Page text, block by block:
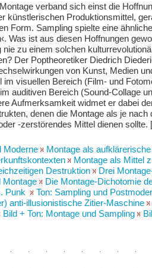
verband sich einst die
künstlerischen Produktionsmittel,
Form. Sampling spielte eine
Was ist aus diesen Hoffnungen
nie zu einem solchen
Der Poptheoretiker Diedrich
von Kunst, Medien
im visuellen Bereich (Film- und
auditiven Bereich (Sound-Collage
Aufmerksamkeit widmet er dabei
denen die Montage als je nach
-zerstörendes Mittel dienen sollte. [
Moderne
Montage als
Montage als Mittel
Destruktion
Drei
Montage
Die Montage-Dichotomie
Punk
Ton: Sampling und
anti-illusionistische Zitier-Maschine
Bild + Ton: Montage und Sampling